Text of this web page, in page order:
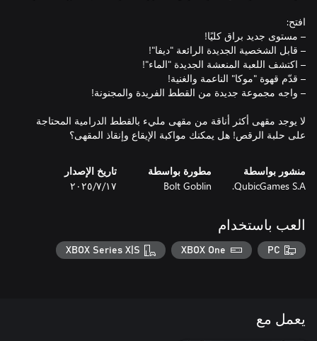
لا يوجد مقهى أكثر أناقة من مقهى مليء بالقطط الدرامية المحتاجة
على حلبة الرقص! هل يمكنك مواكبة الإيقاع وإنقاذ المقهى؟
منشور بواسطة
QubicGames S.A.
مطورة بواسطة
Bolt Goblin
تاريخ الإصدار
١٧‏/٧‏/٢٠٢٥
العب باستخدام
PC
XBOX One
XBOX Series X|S
يعمل مع